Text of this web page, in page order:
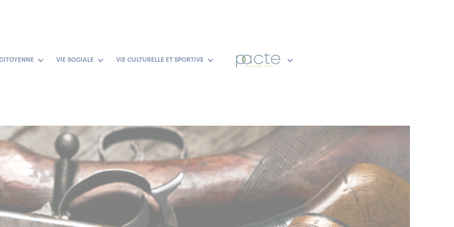
VIE SOCIALE VIE CULTURELLE ET SPORTIVE